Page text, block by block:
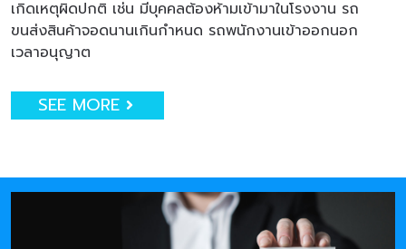
เกิดเหตุผิดปกติ เช่น มีบุคคลต้องห้ามเข้ามาในโรงงาน รถ
ขนส่งสินค้าจอดนานเกินกำหนด รถพนักงานเข้าออกนอก
เวลาอนุญาต
SEE MORE